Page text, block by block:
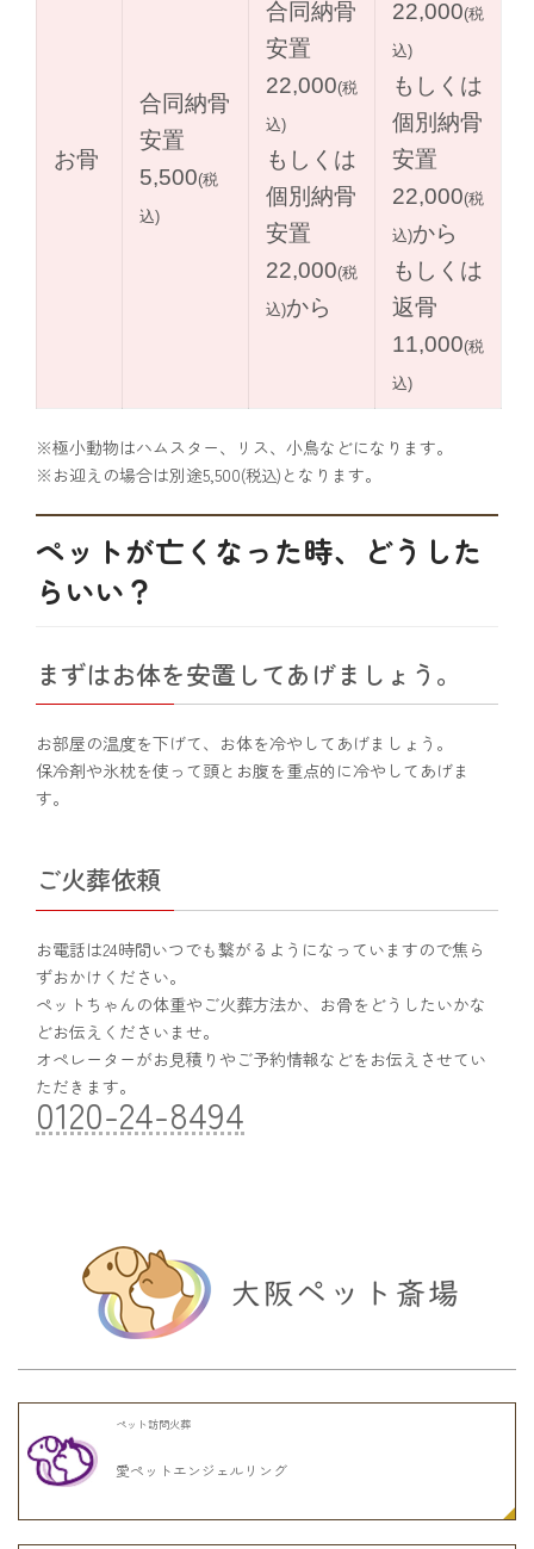
お骨
合同納骨
安置
5,500(税
込)
合同納骨
安置
22,000(税
込)
もしくは
個別納骨
安置
22,000(税
込)から
22,000(税
込)
もしくは
個別納骨
安置
22,000(税
込)から
もしくは
返骨
11,000(税
込)
※極小動物はハムスター、リス、小鳥などになります。
※お迎えの場合は別途5,500(税込) となります。
ペットが亡くなった時、どうした
らいい？
まずはお体を安置してあげましょう。
お部屋の温度を下げて、お体を冷やしてあげましょう。
保冷剤や氷枕を使って頭とお腹を重点的に冷やしてあげま
す。
ご火葬依頼
お電話は24時間いつでも繋がるようになっていますので焦ら
ずおかけください。
ペットちゃんの体重やご火葬方法か、お骨をどうしたいかな
どお伝えくださいませ。
オペレーターがお見積りやご予約情報などをお伝えさせてい
ただきます。
0120-24-8494
ペット訪問火葬
愛ペットエンジェルリング